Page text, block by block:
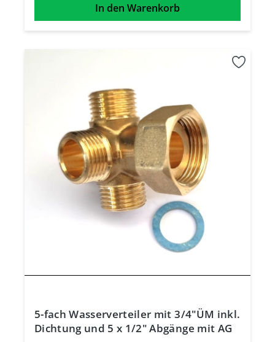
In den Warenkorb
5-fach Wasserverteiler mit 3/4"ÜM inkl.
Dichtung und 5 x 1/2" Abgänge mit AG